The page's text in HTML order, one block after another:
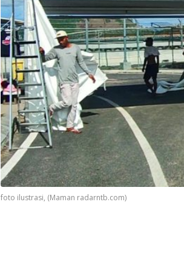
foto ilustrasi, (Maman radarntb.com)